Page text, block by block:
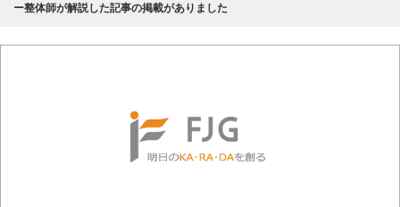
ー整体師が解説した記事の掲載がありました